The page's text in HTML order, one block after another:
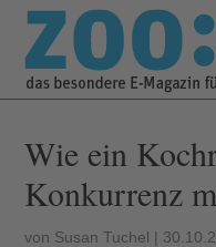
Wie ein
Konkurrenz
von Susan Tuchel |